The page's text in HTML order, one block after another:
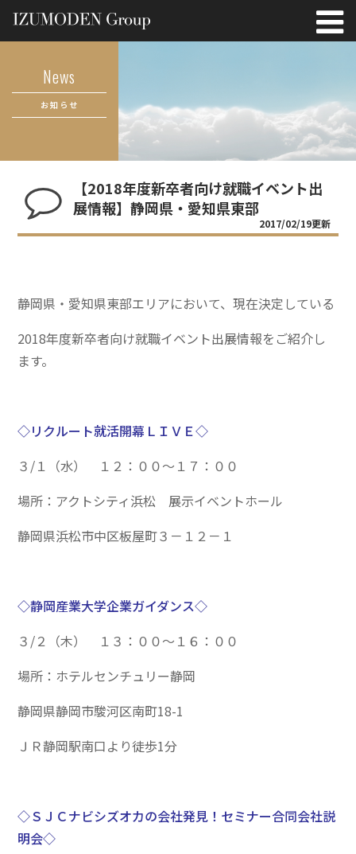
News
お知らせ
【2018年度新卒者向け就職イベント出
展情報】静岡県・愛知県東部
2017/02/19更新
静岡県・愛知県東部エリアにおいて、現在決定している
2018年度新卒者向け就職イベント出展情報をご紹介し
ます。
◇リクルート就活開幕ＬＩＶＥ◇
３/１（水） １２：００～１７：００
場所：アクトシティ浜松 展示イベントホール
静岡県浜松市中区板屋町３－１２－１
◇静岡産業大学企業ガイダンス◇
３/２（木） １３：００～１６：００
場所：ホテルセンチュリー静岡
静岡県静岡市駿河区南町18-1
ＪＲ静岡駅南口より徒歩1分
◇ＳＪＣナビシズオカの会社発見！セミナー合同会社説
明会◇